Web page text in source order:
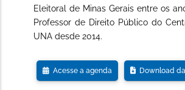
Eleitoral de Minas Gerais entre os
Professor de Direito Público do
UNA desde 2014.
Acesse a agenda Download